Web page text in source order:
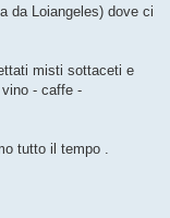
da Loiangeles) dove ci
misti sottaceti e
- caffe -
tutto il tempo .